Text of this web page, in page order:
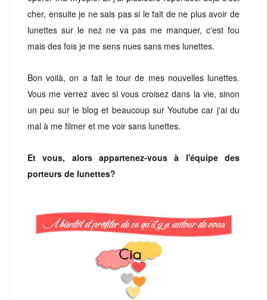
cher, ensuite je ne sais pas si le fait de ne plus avoir de
lunettes sur le nez ne va pas me manquer, c'est fou
mais des fois je me sens nues sans mes lunettes.
Bon voilà, on a fait le tour de mes nouvelles lunettes.
Vous me verrez avec si vous croisez dans la vie, sinon
un peu sur le blog et beaucoup sur Youtube car j'ai du
mal à me filmer et me voir sans lunettes.
Et vous, alors appartenez-vous à l'équipe des
porteurs de lunettes?